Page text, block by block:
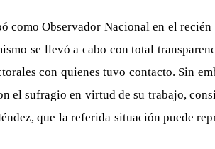
Observador Nacional en el
se llevó a cabo con total
con quienes tuvo contacto. Sin
el sufragio en virtud de su trabajo,
que la referida situación puede